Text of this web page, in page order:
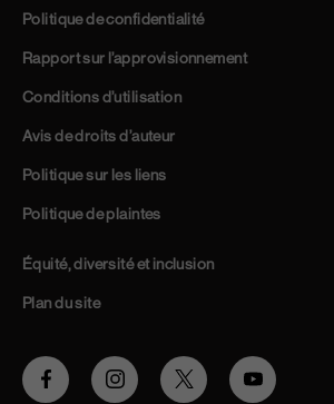
Politique de confidentialité
Rapport sur l’approvisionnement
Conditions d’utilisation
Avis de droits d’auteur
Politique sur les liens
Politique de plaintes
Équité, diversité et inclusion
Plan du site
FacebookInstagramTwitter Youtube